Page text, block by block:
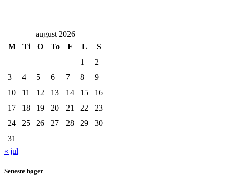
august 2026
M
Ti O To F L
S
1
2
3
4 5 6 7 8
9
10
11 12 13 14 15
16
17
18 19 20 21 22
23
24
25 26 27 28 29
30
31
« jul
Seneste bøger